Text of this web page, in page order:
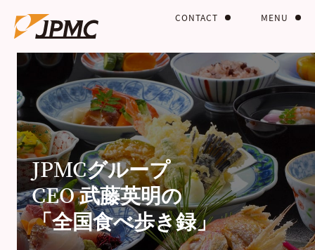
MENU
CONTACT
JPMCグループ
CEO 武藤英明の
「全国食べ歩き録」